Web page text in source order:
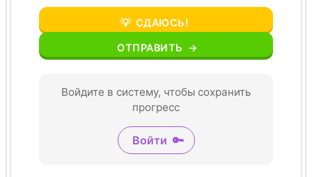
💡 СДАЮСЬ!
ОТПРАВИТЬ →
Войдите в систему, чтобы сохранить
прогресс
Войти 🔑